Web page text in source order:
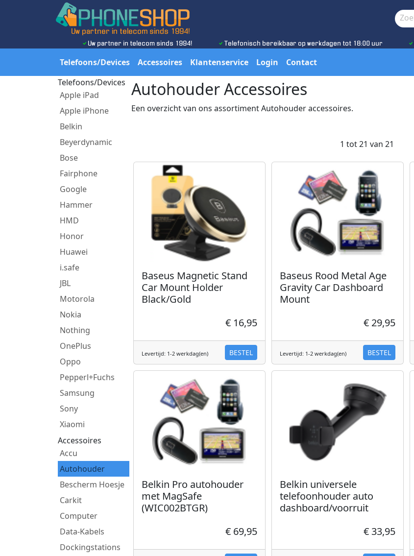
Uw partner in telecom sinds 1994!
Uw partner in telecom sinds 1994! Telefonisch bereikbaar op werkdagen tot 18:00 uur
Telefoons/Devices Accessoires Klantenservice Login
Contact
Telefoons/Devices
Apple iPad
Apple iPhone
Belkin
Beyerdynamic
Bose
Fairphone
Google
Hammer
HMD
Honor
Huawei
i.safe
JBL
Motorola
Nokia
Nothing
OnePlus
Oppo
Pepperl+Fuchs
Samsung
Sony
Xiaomi
Accessoires
Accu
Autohouder
Bescherm Hoesje
Carkit
Computer
Data-Kabels
Dockingstations
Autohouder Accessoires
Een overzicht van ons assortiment Autohouder accessoires.
1 tot 21 van 21
Baseus Magnetic Stand
Car Mount Holder
Black/Gold
€ 16,95
Levertijd: 1-2 werkdag(en) BESTEL
Baseus Rood Metal Age
Gravity Car Dashboard
Mount
€ 29,95
Levertijd: 1-2 werkdag(en) BESTEL
Belkin Pro autohouder
met MagSafe
(WIC002BTGR)
€ 69,95
Belkin universele
telefoonhouder auto
dashboard/voorruit
€ 33,95